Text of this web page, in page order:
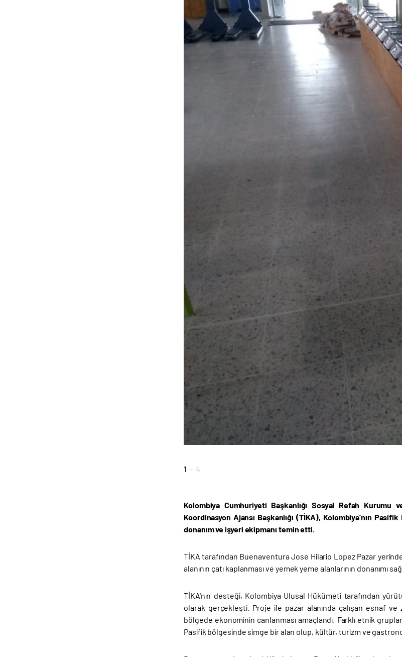
1 - 4
Kolombiya Cumhuriyeti Başkanlığı Sosyal Refah
Koordinasyon Ajansı Başkanlığı (TİKA), Kolombiya'nın
donanım ve işyeri ekipmanı temin etti.
TİKA tarafından Buenaventura Jose Hilario Lopez Pazar
alanının çatı kaplanması ve yemek yeme alanlarının donanımı
TİKA'nın desteği, Kolombiya Ulusal Hükümeti tarafından
olarak gerçekleşti. Proje ile pazar alanında çalışan esnaf
bölgede ekonominin canlanması amaçlandı. Farklı etnik
Pasifik bölgesinde simge bir alan olup, kültür, turizm ve